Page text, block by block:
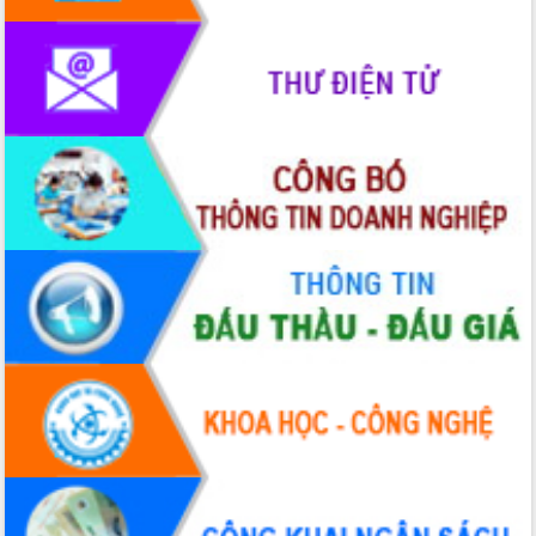
phát triển mới
Thường trực HĐND tỉnh Đắk Lắk gặp
mặt Đoàn chuyên gia y tế TP. Hồ Chí
Lễ truy điệu và an táng hài cốt liệt sĩ
tại Nghĩa trang Liệt sĩ xã Sơn Hòa
Bàn giải pháp tháo gỡ khó khăn trong
xuất khẩu sầu riêng và triển khai quy
định EUDR
Thứ trưởng Bộ Nông nghiệp và Môi
trường Nguyễn Hoàng Hiệp khảo sát
vùng trồng và doanh nghiệp đóng gói
sầu riêng tại Đắk Lắk
Trình diễn nghệ thuật chế biến các
món ăn từ sầu riêng
Đắk Lắk công bố Quy hoạch và xúc
tiến đầu tư tỉnh
Ngành cá ngừ Đắk Lắk chủ động thích
ứng để giữ vững thị trường xuất khẩu
Diễn đàn Kinh tế tư nhân Việt Nam đột